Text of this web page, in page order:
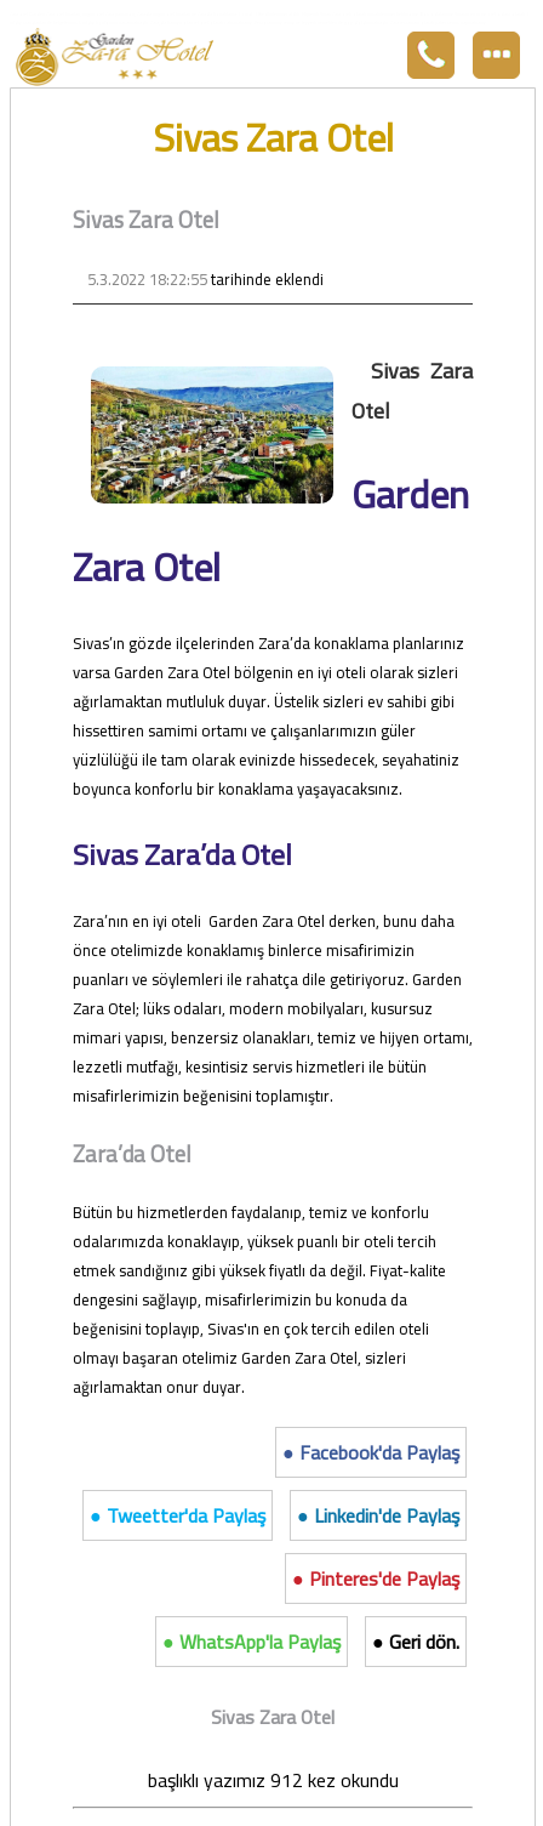
Sivas Zara Otel
Sivas Zara Otel
5.3.2022 18:22:55tarihinde eklendi
Sivas Zara
Otel
Garden
Zara Otel
Sivas’ın gözde ilçelerinden Zara’da konaklama planlarınız
varsa Garden Zara Otel bölgenin en iyi oteli olarak sizleri
ağırlamaktan mutluluk duyar. Üstelik sizleri ev sahibi gibi
hissettiren samimi ortamı ve çalışanlarımızın güler
yüzlülüğü ile tam olarak evinizde hissedecek, seyahatiniz
boyunca konforlu bir konaklama yaşayacaksınız.
Sivas Zara’da Otel
Zara’nın en iyi oteli Garden Zara Otel derken, bunu daha
önce otelimizde konaklamış binlerce misafirimizin
puanları ve söylemleri ile rahatça dile getiriyoruz. Garden
Zara Otel; lüks odaları, modern mobilyaları, kusursuz
mimari yapısı, benzersiz olanakları, temiz ve hijyen ortamı,
lezzetli mutfağı, kesintisiz servis hizmetleri ile bütün
misafirlerimizin beğenisini toplamıştır.
Zara’da Otel
Bütün bu hizmetlerden faydalanıp, temiz ve konforlu
odalarımızda konaklayıp, yüksek puanlı bir oteli tercih
etmek sandığınız gibi yüksek fiyatlı da değil. Fiyat-kalite
dengesini sağlayıp, misafirlerimizin bu konuda da
beğenisini toplayıp, Sivas'ın en çok tercih edilen oteli
olmayı başaran otelimiz Garden Zara Otel, sizleri
ağırlamaktan onur duyar.
● Facebook'da Paylaş
● Tweetter'da Paylaş
● Linkedin'de Paylaş
● Pinteres'de Paylaş
● WhatsApp'la Paylaş
● Geri dön.
Sivas Zara Otel
başlıklı yazımız 912 kez okundu